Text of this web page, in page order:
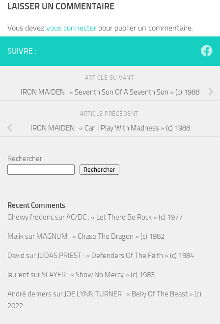
LAISSER UN COMMENTAIRE
Vous devez vous connecterpour publier un commentaire.
SUIVRE :
ARTICLE SUIVANT
IRON MAIDEN : « Seventh Son Of A Seventh Son » (c) 1988
ARTICLE PRÉCÉDENT
IRON MAIDEN : « Can I Play With Madness » (c) 1988
Rechercher
Rechercher
Recent Comments
Ghewy fredericsurAC/DC : « Let There Be Rock » (c) 1977
Maliksur MAGNUM : « Chase The Dragon » (c) 1982
David sur JUDAS PRIEST : « Defenders Of The Faith » (c) 1984
laurentsur SLAYER : « Show No Mercy » (c) 1983
André demerssur JOE LYNN TURNER : « Belly Of The Beast » (c)
2022